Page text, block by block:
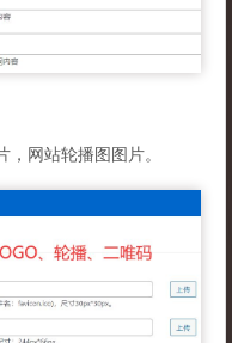
网站轮播图图片。